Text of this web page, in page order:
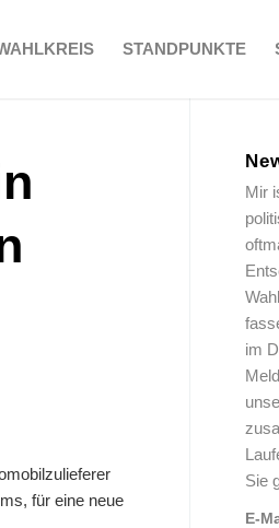
STANDPUNKTE
für eine neue
Mir
im
Sie
E-